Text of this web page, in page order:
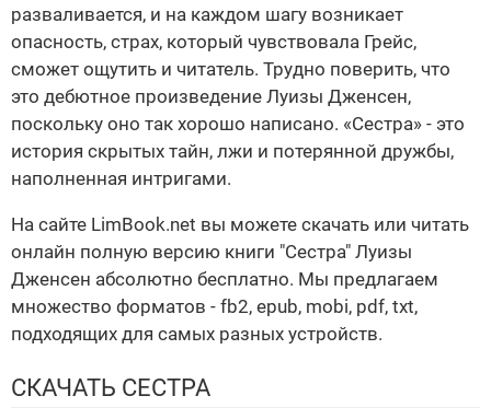
разваливается, и на каждом шагу возникает
опасность, страх, который чувствовала Грейс,
сможет ощутить и читатель. Трудно поверить, что
это дебютное произведение Луизы Дженсен,
поскольку оно так хорошо написано. «Сестра» - это
история скрытых тайн, лжи и потерянной дружбы,
наполненная интригами.
На сайте LimBook.net вы можете скачать или читать
онлайн полную версию книги "Сестра" Луизы
Дженсен абсолютно бесплатно. Мы предлагаем
множество форматов - fb2, epub, mobi, pdf, txt,
подходящих для самых разных устройств.
СКАЧАТЬ СЕСТРА